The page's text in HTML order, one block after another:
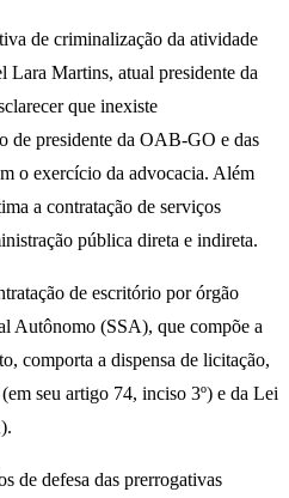
de criminalização da atividade
Lara Martins, atual presidente da
que inexiste
de presidente da OAB-GO e das
o exercício da advocacia. Além
a contratação de serviços
pública direta e indireta.
de escritório por órgão
Autônomo (SSA), que compõe a
comporta a dispensa de licitação,
seu artigo 74, inciso 3º) e da Lei
de defesa das prerrogativas